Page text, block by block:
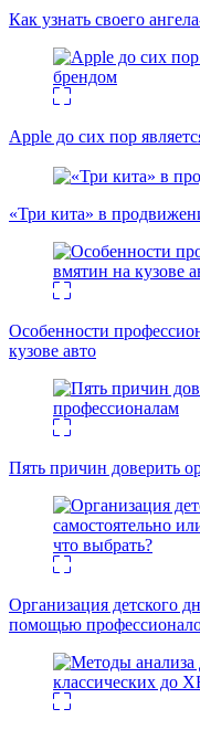
Как узнать своего
Apple до сих пор
«Три кита» в
Особенности
кузове авто
Пять причин доверить
Организация детского
помощью